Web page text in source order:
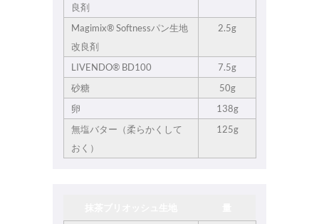
良剤
Magimix® Softnessパン生地
改良剤
2.5g
LIVENDO® BD100
7.5g
砂糖
50g
卵
138g
無塩バター（柔らかくして
おく）
125g